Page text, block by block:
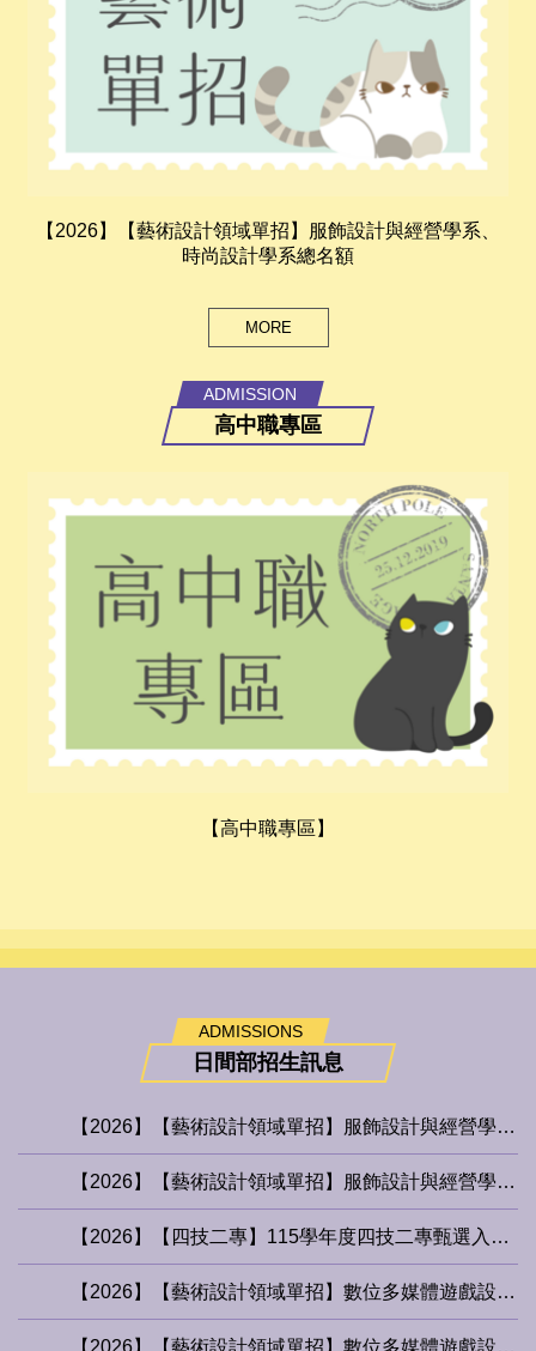
【2026】【藝術設計領域單招】服飾設計與經營學系、
時尚設計學系總名額
MORE
高中職專區
ADMISSION
【高中職專區】
日間部招生訊息
ADMISSIONS
【2026】【藝術設計領域單招】服飾設計與經營學系、時尚設計學系錄取名單
【2026】【藝術設計領域單招】服飾設計與經營學系、時尚設計學系總名額
【2026】【四技二專】115學年度四技二專甄選入學招生甄審結果公告
【2026】【藝術設計領域單招】數位多媒體遊戲設計學系、電腦動畫學士學位學程錄取名單（更新遞補順序）